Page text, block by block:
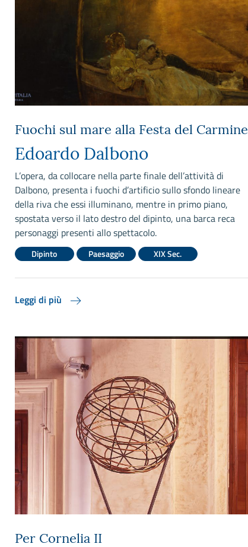
Fuochi sul mare alla Festa del Carmine
Edoardo Dalbono
L’opera, da collocare nella parte finale dell’attività di
Dalbono, presenta i fuochi d’artificio sullo sfondo lineare
della riva che essi illuminano, mentre in primo piano,
spostata verso il lato destro del dipinto, una barca reca
personaggi presenti allo spettacolo.
Dipinto Paesaggio XIX Sec.
Leggi di più
Per Cornelia II